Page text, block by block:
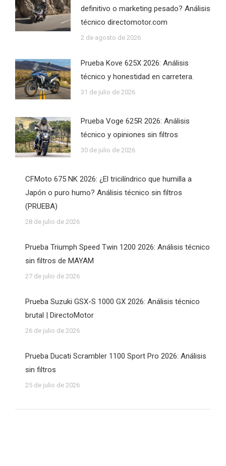
definitivo o marketing pesado? Análisis
técnico directomotor.com
2 de agosto de 2026
Prueba Kove 625X 2026: Análisis
técnico y honestidad en carretera.
31 de julio de 2026
Prueba Voge 625R 2026: Análisis
técnico y opiniones sin filtros
30 de julio de 2026
CFMoto 675 NK 2026: ¿El tricilíndrico que humilla a
Japón o puro humo? Análisis técnico sin filtros
(PRUEBA)
28 de julio de 2026
Prueba Triumph Speed Twin 1200 2026: Análisis técnico
sin filtros de MAYAM
27 de julio de 2026
Prueba Suzuki GSX-S 1000 GX 2026: Análisis técnico
brutal | DirectoMotor
26 de julio de 2026
Prueba Ducati Scrambler 1100 Sport Pro 2026: Análisis
sin filtros
25 de julio de 2026